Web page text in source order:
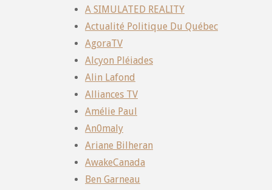
A SIMULATED REALITY
Actualité Politique Du Québec
AgoraTV
Alcyon Pléiades
Alin Lafond
Alliances TV
Amélie Paul
An0maly
Ariane Bilheran
AwakeCanada
Ben Garneau